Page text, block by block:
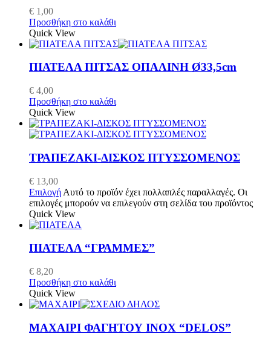
€ 1,00
Προσθήκη στο καλάθι
Quick View
ΠΙΑΤΕΛΑ ΠΙΤΣΑΣ ΟΠΑΛΙΝΗ Ø33,5cm
€ 4,00
Προσθήκη στο καλάθι
Quick View
ΤΡΑΠΕΖΑΚΙ-ΔΙΣΚΟΣ ΠΤΥΣΣΟΜΕΝΟΣ
€ 13,00
Επιλογή Αυτό το προϊόν έχει πολλαπλές παραλλαγές. Οι
επιλογές μπορούν να επιλεγούν στη σελίδα του προϊόντος
Quick View
ΠΙΑΤΕΛΑ “ΓΡΑΜΜΕΣ”
€ 8,20
Προσθήκη στο καλάθι
Quick View
ΜΑΧΑΙΡΙ ΦΑΓΗΤΟΥ INOX “DELOS”